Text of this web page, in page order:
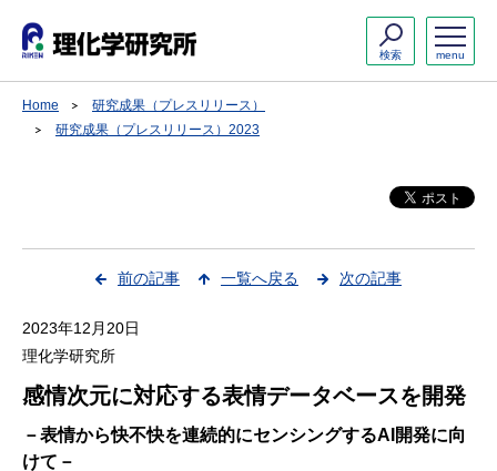
menu
検索
Home
研究成果（プレスリリース）
研究成果（プレスリリース）2023
前の記事 一覧へ戻る 次の記事
2023年12月20日
理化学研究所
感情次元に対応する表情データベースを開発
－表情から快不快を連続的にセンシングするAI開発に向
けて－